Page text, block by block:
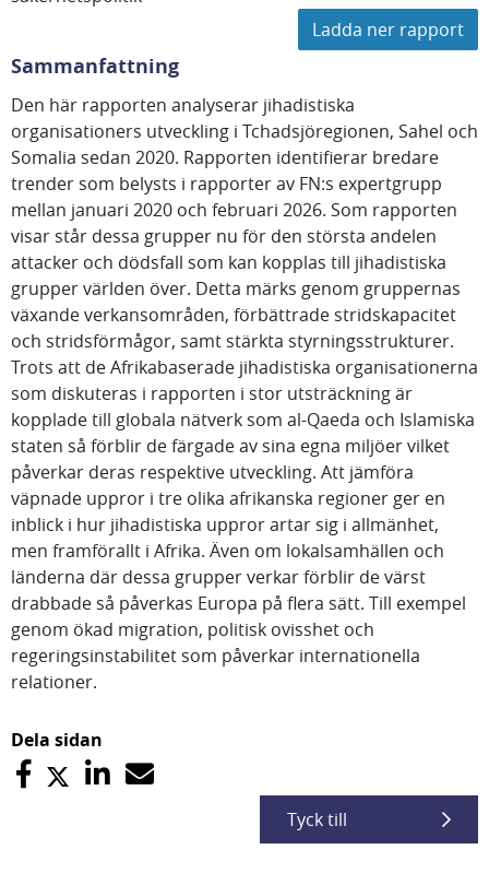
Ladda ner rapport
Sammanfattning
Den här rapporten analyserar jihadistiska
organisationers utveckling i Tchadsjöregionen, Sahel och
Somalia sedan 2020. Rapporten identifierar bredare
trender som belysts i rapporter av FN:s expertgrupp
mellan januari 2020 och februari 2026. Som rapporten
visar står dessa grupper nu för den största andelen
attacker och dödsfall som kan kopplas till jihadistiska
grupper världen över. Detta märks genom gruppernas
växande verkansområden, förbättrade stridskapacitet
och stridsförmågor, samt stärkta styrningsstrukturer.
Trots att de Afrikabaserade jihadistiska organisationerna
som diskuteras i rapporten i stor utsträckning är
kopplade till globala nätverk som al-Qaeda och Islamiska
staten så förblir de färgade av sina egna miljöer vilket
påverkar deras respektive utveckling. Att jämföra
väpnade uppror i tre olika afrikanska regioner ger en
inblick i hur jihadistiska uppror artar sig i allmänhet,
men framförallt i Afrika. Även om lokalsamhällen och
länderna där dessa grupper verkar förblir de värst
drabbade så påverkas Europa på flera sätt. Till exempel
genom ökad migration, politisk ovisshet och
regeringsinstabilitet som påverkar internationella
relationer.
Dela sidan
Tyck till